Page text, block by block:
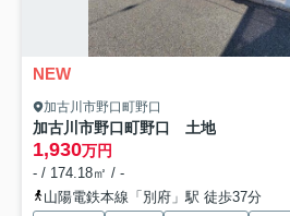
NEW
加古川市野口町野口
加古川市野口町野口 土地
1,930万円
- / 174.18㎡ / -
山陽電鉄本線「別府」駅 徒歩37分